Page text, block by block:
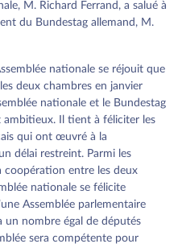
M. Richard Ferrand, a salué à
du Bundestag allemand, M.
nationale se réjouit que
deux chambres en janvier
nationale et le Bundestag
Il tient à féliciter les
qui ont œuvré à la
délai restreint. Parmi les
entre les deux
nationale se félicite
Assemblée parlementaire
nombre égal de députés
sera compétente pour